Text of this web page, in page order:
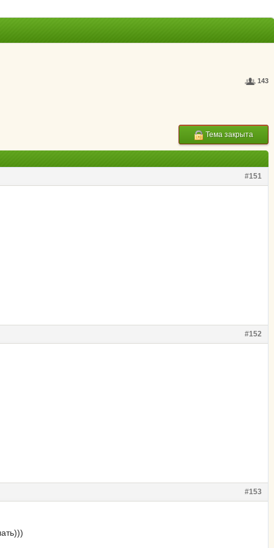
143
Тема закрыта
#151
#152
#153